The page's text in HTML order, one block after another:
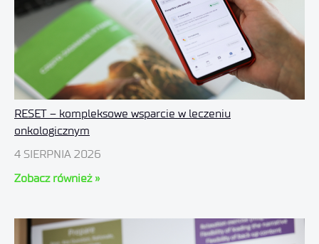
RESET – kompleksowe wsparcie w leczeniu
onkologicznym
4 SIERPNIA 2026
Zobacz również »